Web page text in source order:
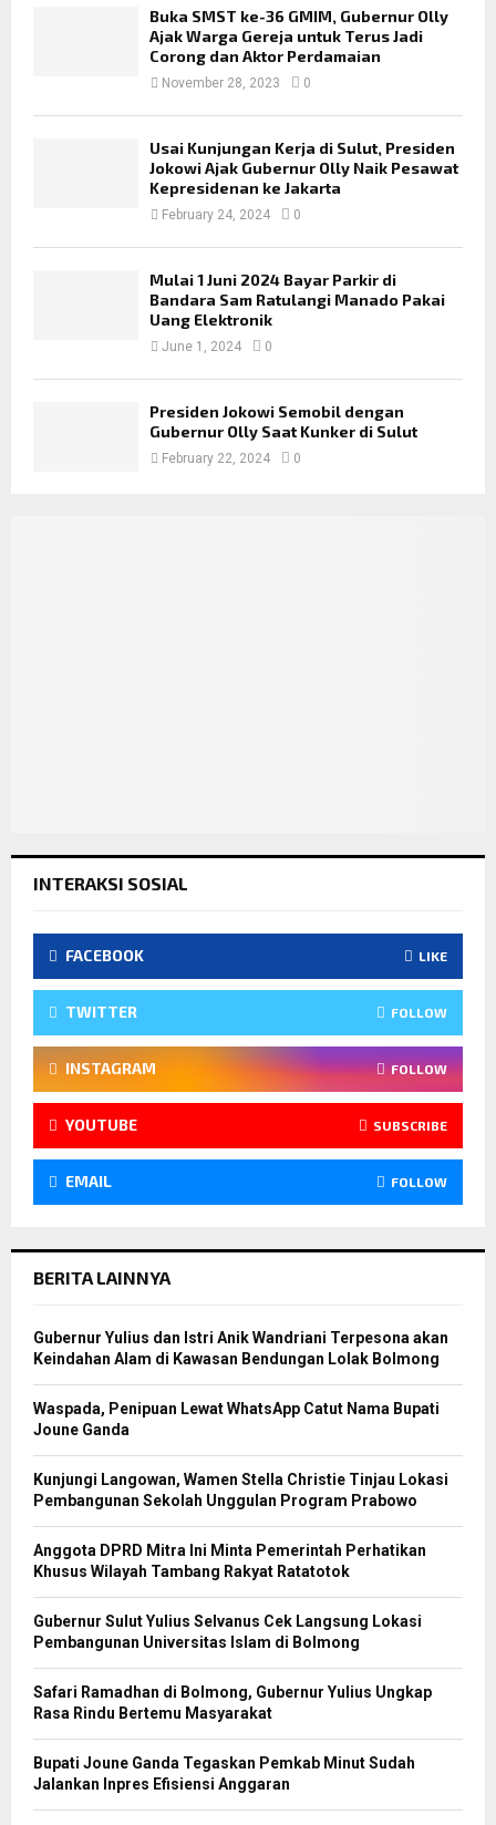
Buka SMST ke-36 GMIM, Gubernur Olly
Ajak Warga Gereja untuk Terus Jadi
Corong dan Aktor Perdamaian
November 28, 2023 0
Usai Kunjungan Kerja di Sulut, Presiden
Jokowi Ajak Gubernur Olly Naik Pesawat
Kepresidenan ke Jakarta
February 24, 2024 0
Mulai 1 Juni 2024 Bayar Parkir di
Bandara Sam Ratulangi Manado Pakai
Uang Elektronik
June 1, 2024 0
Presiden Jokowi Semobil dengan
Gubernur Olly Saat Kunker di Sulut
February 22, 2024 0
INTERAKSI SOSIAL
FACEBOOK LIKE
TWITTER FOLLOW
INSTAGRAM FOLLOW
YOUTUBE SUBSCRIBE
EMAIL FOLLOW
BERITA LAINNYA
Gubernur Yulius dan Istri Anik Wandriani Terpesona akan
Keindahan Alam di Kawasan Bendungan Lolak Bolmong
Waspada, Penipuan Lewat WhatsApp Catut Nama Bupati
Joune Ganda
Kunjungi Langowan, Wamen Stella Christie Tinjau Lokasi
Pembangunan Sekolah Unggulan Program Prabowo
Anggota DPRD Mitra Ini Minta Pemerintah Perhatikan
Khusus Wilayah Tambang Rakyat Ratatotok
Gubernur Sulut Yulius Selvanus Cek Langsung Lokasi
Pembangunan Universitas Islam di Bolmong
Safari Ramadhan di Bolmong, Gubernur Yulius Ungkap
Rasa Rindu Bertemu Masyarakat
Bupati Joune Ganda Tegaskan Pemkab Minut Sudah
Jalankan Inpres Efisiensi Anggaran